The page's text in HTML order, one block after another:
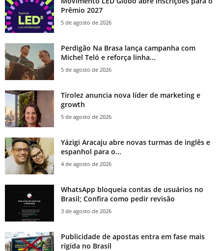
Prêmio 2027
5 de agosto de 2026
Perdigão Na Brasa lança campanha com
Michel Teló e reforça linha...
5 de agosto de 2026
Tirolez anuncia nova líder de marketing e
growth
5 de agosto de 2026
Yázigi Aracaju abre novas turmas de inglês e
espanhol para o...
4 de agosto de 2026
WhatsApp bloqueia contas de usuários no
Brasil; Confira como pedir revisão
3 de agosto de 2026
Publicidade de apostas entra em fase mais
rígida no Brasil